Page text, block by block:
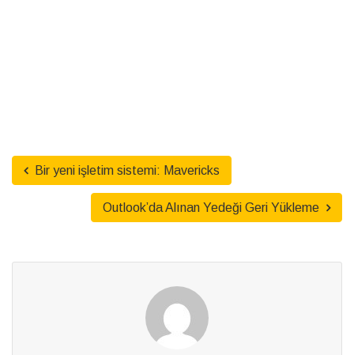
Bir yeni işletim sistemi: Mavericks
Outlook’da Alınan Yedeği Geri Yükleme